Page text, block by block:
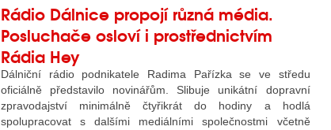
Rádio Dálnice propojí různá média.
Posluchače osloví i prostřednictvím
Rádia Hey
Dálniční rádio podnikatele Radima Pařízka se ve středu
oficiálně představilo novinářům. Slibuje unikátní dopravní
zpravodajství minimálně čtyřikrát do hodiny a hodlá
spolupracovat s dalšími mediálními společnostmi včetně